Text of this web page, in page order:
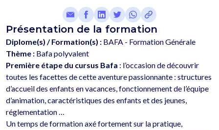
Présentation de la formation
Diplome(s) / Formation(s) : BAFA - Formation Générale
Thème : Bafa polyvalent
Première étape du cursus Bafa : l’occasion de découvrir
toutes les facettes de cette aventure passionnante : structures
d’accueil des enfants en vacances, fonctionnement de l’équipe
d’animation, caractéristiques des enfants et des jeunes,
réglementation …
Un temps de formation axé fortement sur la pratique,